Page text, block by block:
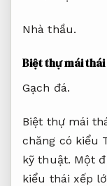
Nhà thầu.
Biệt thự mái thái
Gạch đá.
Biệt thự mái
chăng có kiểu
kỹ thuật. Một
kiểu thái xếp